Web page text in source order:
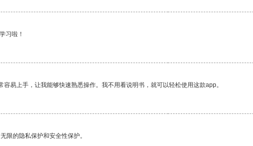
习啦！
易上手，让我能够快速熟悉操作。我不用看说明书，就可以轻松使用这款app。
限的隐私保护和安全性保护。